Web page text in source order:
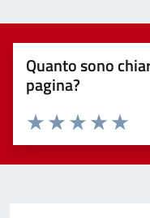
Quanto sono
pagina?
Valuta
Valuta 4
Valuta 3 stelle
Valuta 2 stelle su 5
Valuta 1 stelle su 5